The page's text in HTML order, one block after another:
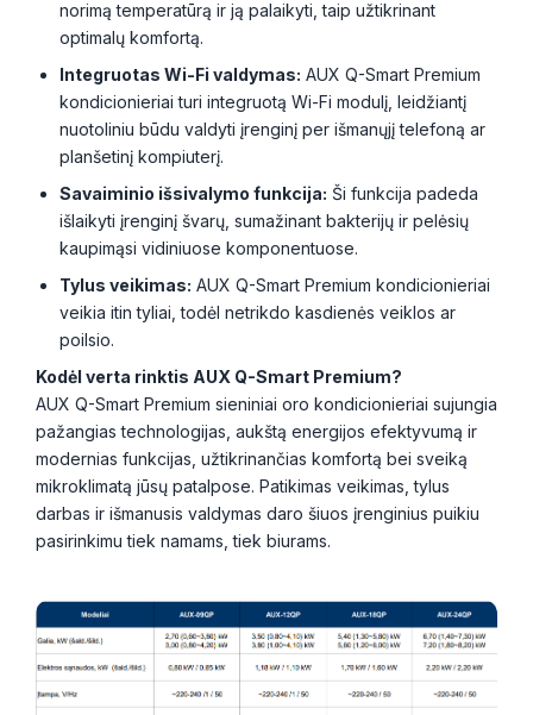
norimą temperatūrą ir ją palaikyti, taip užtikrinant
optimalų komfortą.
Integruotas Wi-Fi valdymas: AUX Q-Smart Premium
kondicionieriai turi integruotą Wi-Fi modulį, leidžiantį
nuotoliniu būdu valdyti įrenginį per išmanųjį telefoną ar
planšetinį kompiuterį.
Savaiminio išsivalymo funkcija: Ši funkcija padeda
išlaikyti įrenginį švarų, sumažinant bakterijų ir pelėsių
kaupimąsi vidiniuose komponentuose.
Tylus veikimas: AUX Q-Smart Premium kondicionieriai
veikia itin tyliai, todėl netrikdo kasdienės veiklos ar
poilsio.
Kodėl verta rinktis AUX Q-Smart Premium?
AUX Q-Smart Premium sieniniai oro kondicionieriai sujungia
pažangias technologijas, aukštą energijos efektyvumą ir
modernias funkcijas, užtikrinančias komfortą bei sveiką
mikroklimatą jūsų patalpose. Patikimas veikimas, tylus
darbas ir išmanusis valdymas daro šiuos įrenginius puikiu
pasirinkimu tiek namams, tiek biurams.